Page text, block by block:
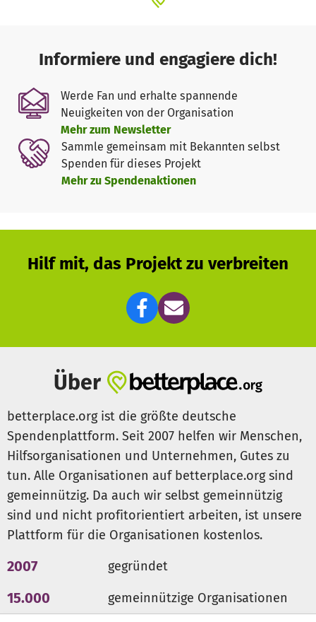
Informiere und engagiere dich!
Werde Fan und erhalte spannende
Neuigkeiten von der Organisation
Mehr zum Newsletter
Sammle gemeinsam mit Bekannten selbst
Spenden für dieses Projekt
Mehr zu Spendenaktionen
Hilf mit, das Projekt zu verbreiten
Über
betterplace.org ist die größte deutsche
Spendenplattform. Seit 2007 helfen wir Menschen,
Hilfsorganisationen und Unternehmen, Gutes zu
tun. Alle Organisationen auf betterplace.org sind
gemeinnützig. Da auch wir selbst gemeinnützig
sind und nicht profitorientiert arbeiten, ist unsere
Plattform für die Organisationen kostenlos.
2007 gegründet
15.000 gemeinnützige Organisationen